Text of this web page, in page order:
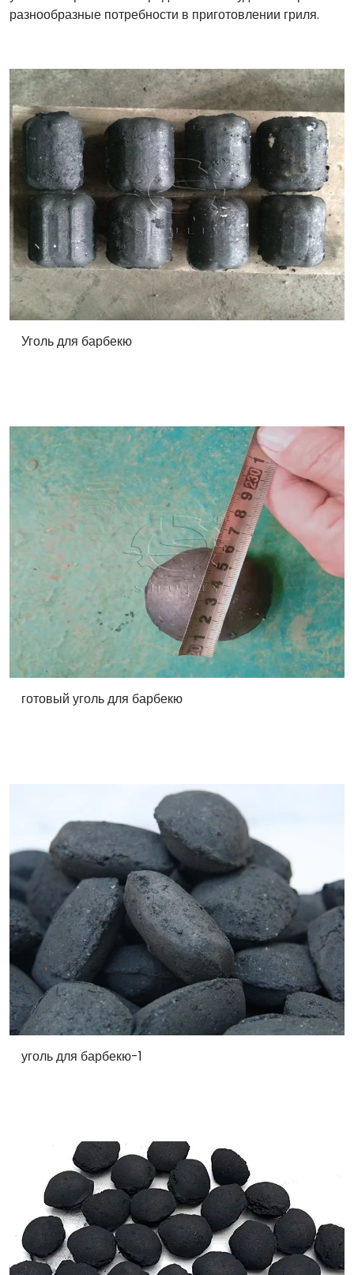
разнообразные потребности в приготовлении гриля.
Уголь для барбекю
готовый уголь для барбекю
уголь для барбекю-1